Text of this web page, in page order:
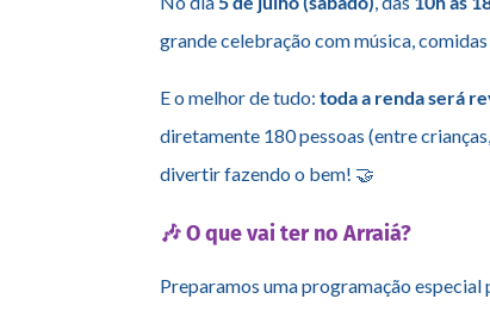
grande celebração com música,
E o melhor de tudo:toda a renda será
diretamente 180 pessoas (entre
divertir fazendo o bem! 🤝
🎶 O que vai ter no Arraiá?
Preparamos uma programação especial